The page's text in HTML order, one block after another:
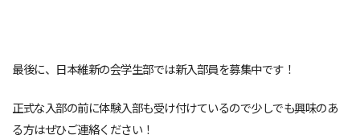
最後に、日本維新の会学生部では新入部員を募集中です！
正式な入部の前に体験入部も受け付けているので少しでも興味のあ
る方はぜひご連絡ください！